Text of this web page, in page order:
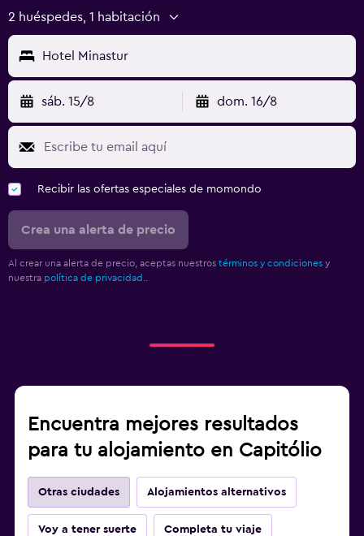
2 huéspedes, 1 habitación
Hotel Minastur
sáb. 15/8 dom. 16/8
Recibir las ofertas especiales de momondo
Crea una alerta de precio
Al crear una alerta de precio, aceptas nuestros términos y condiciones y
nuestra política de privacidad.
Encuentra mejores resultados
para tu alojamiento en Capitólio
Otras ciudades Alojamientos alternativos
Voy a tener suerte Completa tu viaje